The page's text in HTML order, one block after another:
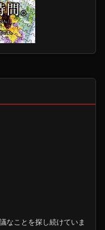
なことを探し続けていま